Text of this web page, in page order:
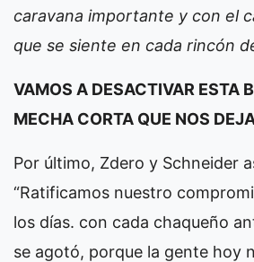
caravana importante y con el
que se siente en cada rincón
VAMOS A DESACTIVAR ESTA
MECHA CORTA QUE NOS
Por último, Zdero y Schneider
“Ratificamos nuestro
los días. con cada chaqueño
se agotó, porque la gente hoy